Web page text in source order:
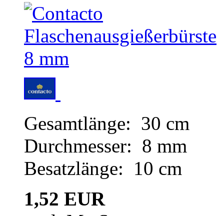
Gesamtlänge: 30 cm
Durchmesser: 8 mm
Besatzlänge: 10 cm
1,52 EUR